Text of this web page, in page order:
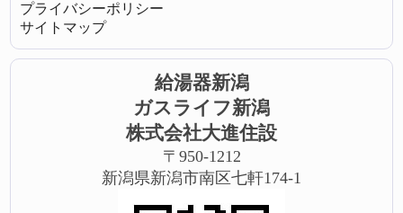
プライバシーポリシー
サイトマップ
給湯器新潟
ガスライフ新潟
株式会社大進住設
〒950-1212
新潟県新潟市南区七軒174-1